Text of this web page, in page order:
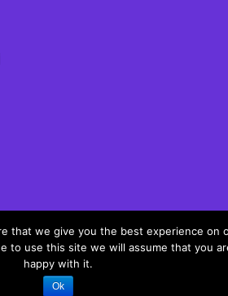
schoolpress.sch.gr
|Δήλωση προσβασιμότητας
that we give you the best experience on
to use this site we will assume that you
happy with it.
Ok